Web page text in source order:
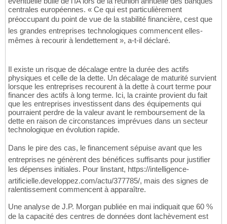
centrales européennes. « Ce qui est particulièrement
préoccupant du point de vue de la stabilité financière, cest que
les grandes entreprises technologiques commencent elles-
mêmes à recourir à lendettement », a-t-il déclaré.
Il existe un risque de décalage entre la durée des actifs
physiques et celle de la dette. Un décalage de maturité survient
lorsque les entreprises recourent à la dette à court terme pour
financer des actifs à long terme. Ici, la crainte provient du fait
que les entreprises investissent dans des équipements qui
pourraient perdre de la valeur avant le remboursement de la
dette en raison de circonstances imprévues dans un secteur
technologique en évolution rapide.
Dans le pire des cas, le financement sépuise avant que les
entreprises ne génèrent des bénéfices suffisants pour justifier
les dépenses initiales. Pour linstant, https://intelligence-
artificielle.developpez.com/actu/377785/, mais des signes de
ralentissement commencent à apparaître.
Une analyse de J.P. Morgan publiée en mai indiquait que 60 %
de la capacité des centres de données dont lachèvement est